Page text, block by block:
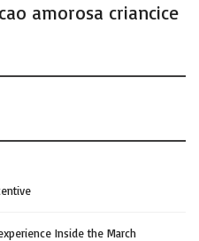
amorosa criancice
Inside the March